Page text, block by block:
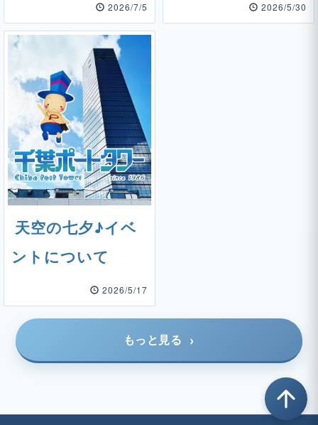
2026/7/5 2026/5/30
天空の七夕♪イベ
ントについて
2026/5/17
もっと見る
arrow_upward